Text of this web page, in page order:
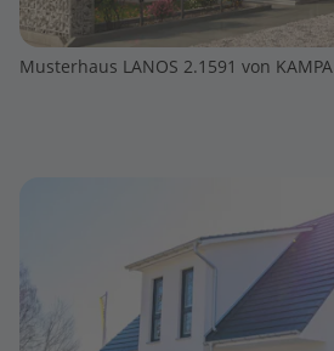
Musterhaus LANOS 2.1591 von KAMPA